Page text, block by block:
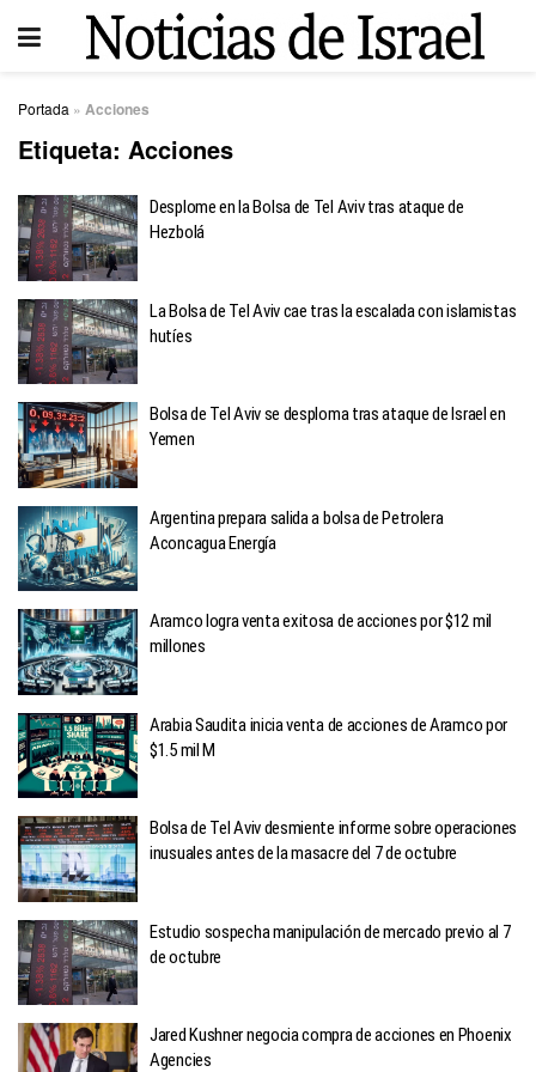
Portada » Acciones
Etiqueta: Acciones
Desplome en la Bolsa de Tel Aviv tras ataque de
Hezbolá
La Bolsa de Tel Aviv cae tras la escalada con islamistas
hutíes
Bolsa de Tel Aviv se desploma tras ataque de Israel en
Yemen
Argentina prepara salida a bolsa de Petrolera
Aconcagua Energía
Aramco logra venta exitosa de acciones por $12 mil
millones
Arabia Saudita inicia venta de acciones de Aramco por
$1.5 mil M
Bolsa de Tel Aviv desmiente informe sobre operaciones
inusuales antes de la masacre del 7 de octubre
Estudio sospecha manipulación de mercado previo al 7
de octubre
Jared Kushner negocia compra de acciones en Phoenix
Agencies